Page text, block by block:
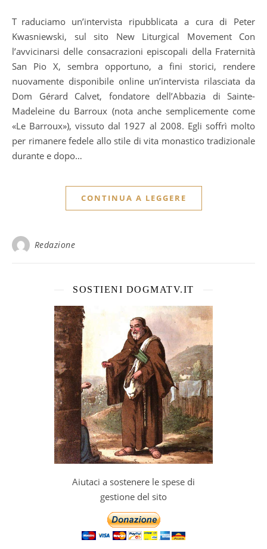
Traduciamo un’intervista ripubblicata a cura di Peter
Kwasniewski, sul sito New Liturgical Movement Con
l’avvicinarsi delle consacrazioni episcopali della Fraternità
San Pio X, sembra opportuno, a fini storici, rendere
nuovamente disponibile online un’intervista rilasciata da
Dom Gérard Calvet, fondatore dell’Abbazia di Sainte-
Madeleine du Barroux (nota anche semplicemente come
«Le Barroux»), vissuto dal 1927 al 2008. Egli soffrì molto
per rimanere fedele allo stile di vita monastico tradizionale
durante e dopo…
CONTINUA A LEGGERE
Redazione
SOSTIENI DOGMATV.IT
Aiutaci a sostenere le spese di
gestione del sito